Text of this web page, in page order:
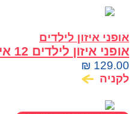
אופני איזון לילדים
WAY EVA
₪ 129.00
לקניה